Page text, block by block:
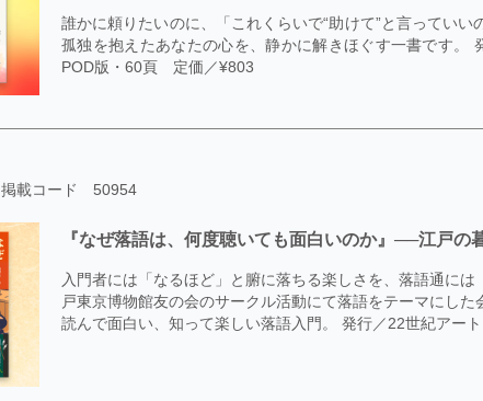
誰かに頼りたいのに、「これくらいで“助けて”と言ってい
孤独を抱えたあなたの心を、静かに解きほぐす一書です
POD版・60頁 定価／¥803
掲載コード 50954
『なぜ落語は、何度聴いても面白いのか』──江戸の
入門者には「なるほど」と腑に落ちる楽しさを、落語通に
戸東京博物館友の会のサークル活動にて落語をテーマにした
読んで面白い、知って楽しい落語入門。 発行／22世紀アー